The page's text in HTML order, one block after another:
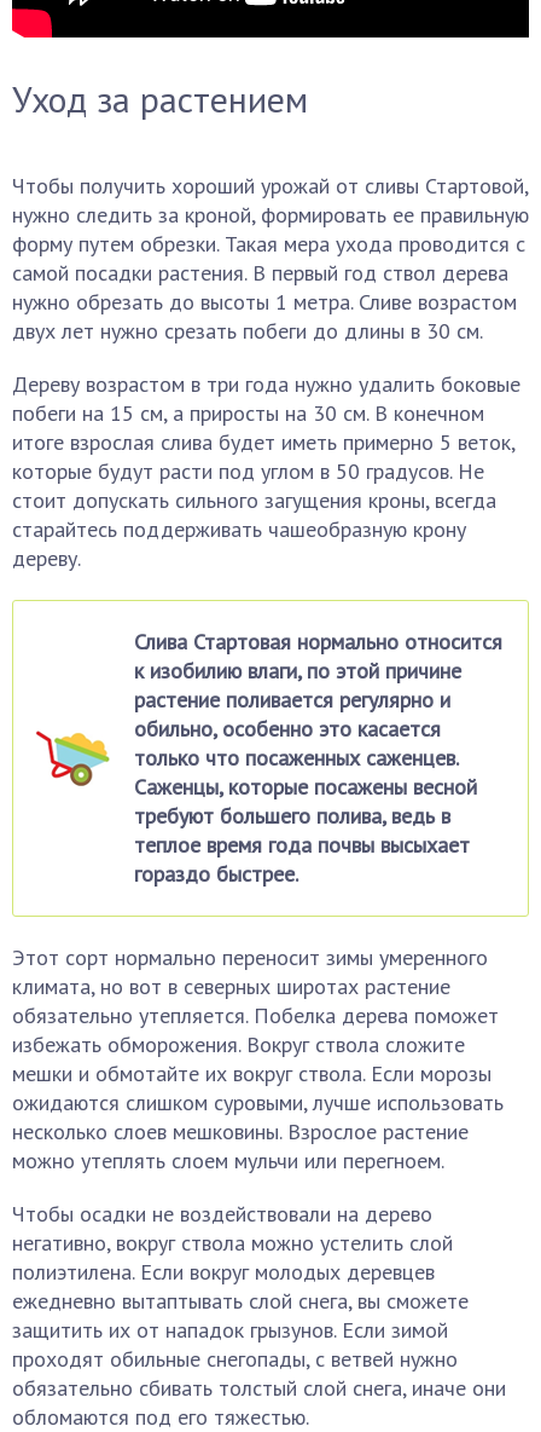
Уход за растением
Чтобы получить хороший урожай от сливы Стартовой,
нужно следить за кроной, формировать ее правильную
форму путем обрезки. Такая мера ухода проводится с
самой посадки растения. В первый год ствол дерева
нужно обрезать до высоты 1 метра. Сливе возрастом
двух лет нужно срезать побеги до длины в 30 см.
Дереву возрастом в три года нужно удалить боковые
побеги на 15 см, а приросты на 30 см. В конечном
итоге взрослая слива будет иметь примерно 5 веток,
которые будут расти под углом в 50 градусов. Не
стоит допускать сильного загущения кроны, всегда
старайтесь поддерживать чашеобразную крону
дереву.
Слива Стартовая нормально относится
к изобилию влаги, по этой причине
растение поливается регулярно и
обильно, особенно это касается
только что посаженных саженцев.
Саженцы, которые посажены весной
требуют большего полива, ведь в
теплое время года почвы высыхает
гораздо быстрее.
Этот сорт нормально переносит зимы умеренного
климата, но вот в северных широтах растение
обязательно утепляется. Побелка дерева поможет
избежать обморожения. Вокруг ствола сложите
мешки и обмотайте их вокруг ствола. Если морозы
ожидаются слишком суровыми, лучше использовать
несколько слоев мешковины. Взрослое растение
можно утеплять слоем мульчи или перегноем.
Чтобы осадки не воздействовали на дерево
негативно, вокруг ствола можно устелить слой
полиэтилена. Если вокруг молодых деревцев
ежедневно вытаптывать слой снега, вы сможете
защитить их от нападок грызунов. Если зимой
проходят обильные снегопады, с ветвей нужно
обязательно сбивать толстый слой снега, иначе они
обломаются под его тяжестью.